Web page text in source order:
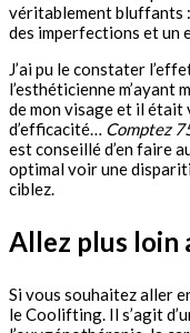
véritablement bluffants :
des imperfections et un
J’ai pu le constater
l’esthéticienne
de mon visage et il était
d’efficacité… Comptez
est conseillé d’en faire
optimal voir une
ciblez.
Allez plus loin
Si vous souhaitez aller
le Coolifting. Il s’agit